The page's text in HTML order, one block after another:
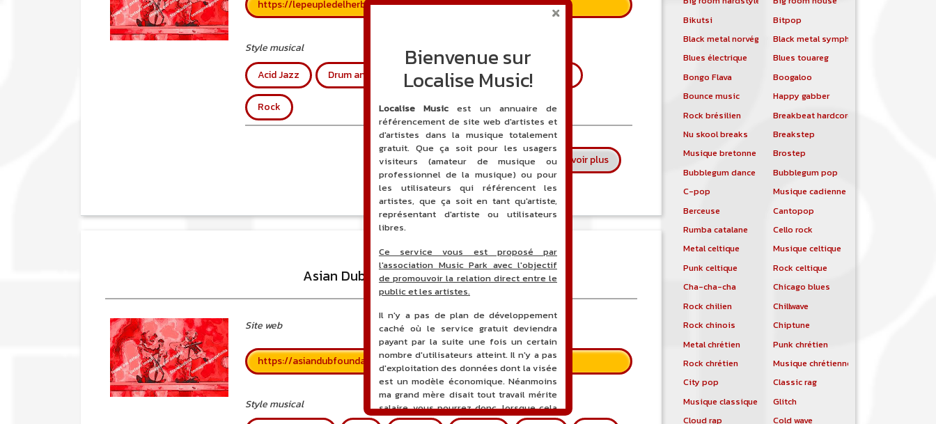
https://lepeupledelherbe.net
Style musical
Acid Jazz
Drum and Bass Dub Hip-Hop
Rock
En savoir plussur Le Peuple de l'herbe
Asian Dub Foundation
Site web
https://asiandubfoundation.com/site/
Style musical
Bikutsi
Bitpop
Black metal norvégien
Black metal symphonique
Blues électrique
Blues touareg
Bongo Flava
Boogaloo
Bounce music
Happy gabber
Rock brésilien
Breakbeat hardcore
Nu skool breaks
Breakstep
Musique bretonne
Brostep
Bubblegum dance
Bubblegum pop
C-pop
Musique cadienne
Berceuse
Cantopop
Rumba catalane
Cello rock
Metal celtique
Musique celtique
Punk celtique
Rock celtique
Cha-cha-cha
Chicago blues
Rock chilien
Chillwave
Rock chinois
Chiptune
Metal chrétien
Punk chrétien
Rock chrétien
Musique chrétienne contemporaine
City pop
Classic rag
Musique classique
Glitch
Cloud rap
Cold wave
Bienvenue sur
Localise Music!
Localise Music est un annuaire de
référencement de site web d'artistes et
d'artistes dans la musique totalement
gratuit. Que ça soit pour les usagers
visiteurs (amateur de musique ou
professionnel de la musique) ou pour
les utilisateurs qui référencent les
artistes, que ça soit en tant qu'artiste,
représentant d'artiste ou utilisateurs
libres.
Ce service vous est proposé par
l'association Music Park avec l'objectif
de promouvoir la relation direct entre le
public et les artistes.
Il n'y a pas de plan de développement
caché où le service gratuit deviendra
payant par la suite une fois un certain
nombre d'utilisateurs atteint. Il n'y a pas
d'exploitation des données dont la visée
est un modèle économique. Néanmoins
ma grand mère disait tout travail mérite
salaire, vous pourrez donc, lorsque cela
sera proposé, soutenir financièrement le